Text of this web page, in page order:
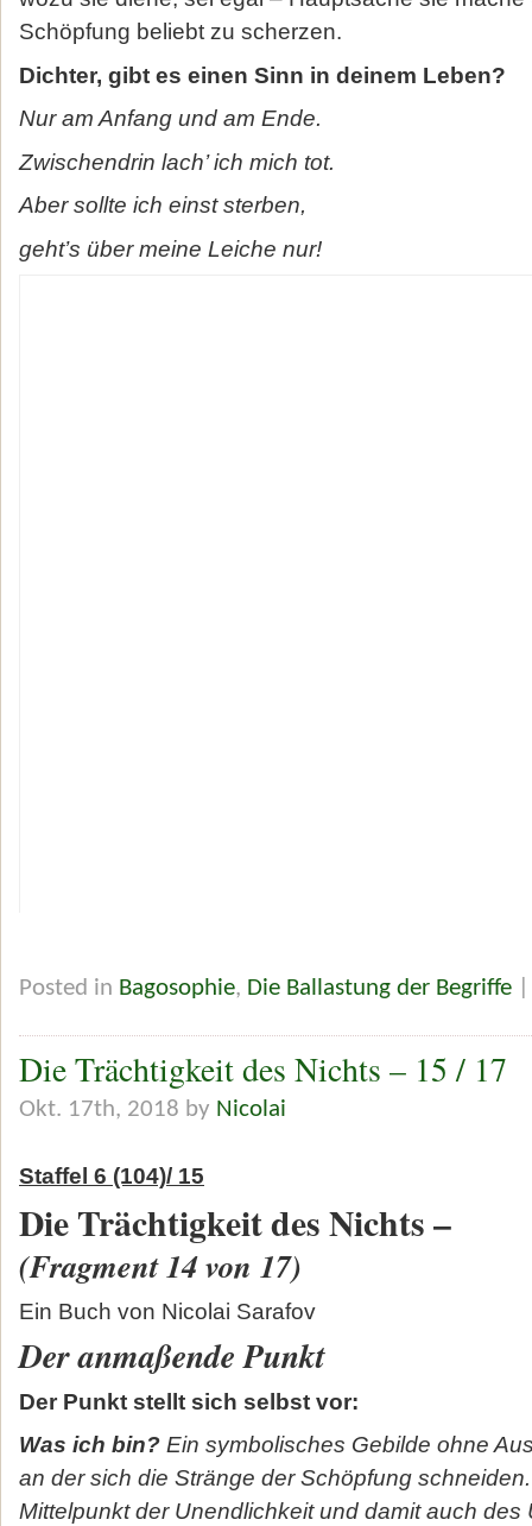
Schöpfung beliebt zu scherzen.
Dichter, gibt es einen Sinn in deinem Leben?
Nur am Anfang und am Ende.
Zwischendrin lach’ ich mich tot.
Aber sollte ich einst sterben,
geht’s über meine Leiche nur!
Posted in Bagosophie, Die Ballastung der Begriffe
Die Trächtigkeit des Nichts – 15 / 17
Okt. 17th, 2018 by Nicolai
Staffel 6 (104)/ 15
Die Trächtigkeit des Nichts –
(Fragment 14 von 17)
Ein Buch von Nicolai Sarafov
Der anmaßende Punkt
Der Punkt stellt sich selbst vor:
Was ich bin? Ein symbolisches Gebilde ohne
an der sich die Stränge der Schöpfung
Mittelpunkt der Unendlichkeit und damit auch des